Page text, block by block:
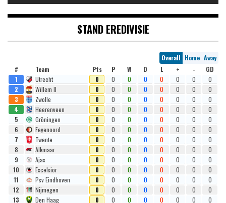
STAND EREDIVISIE
Overall Home Away
#
Team Pts P W D L + -
GD
1
Utrecht 0 0 0 0 0 0 0
0
2
Willem II 0 0 0 0 0 0 0
0
3
Zwolle 0 0 0 0 0 0 0
0
4
Heerenveen 0 0 0 0 0 0 0
0
5
Gröningen 0 0 0 0 0 0 0
0
6
Feyenoord 0 0 0 0 0 0 0
0
7
Twente 0 0 0 0 0 0 0
0
8
Alkmaar 0 0 0 0 0 0 0
0
9
Ajax 0 0 0 0 0 0 0
0
10
Excelsior 0 0 0 0 0 0 0
0
11
Psv Eindhoven 0 0 0 0 0 0 0
0
12
Nijmegen 0 0 0 0 0 0 0
0
13
Den Haag 0 0 0 0 0 0 0
0